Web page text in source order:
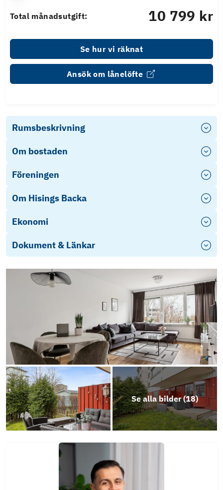
Total månadsutgift: 10 799 kr
Se hur vi räknat
Ansök om lånelöfte
Rumsbeskrivning
Om bostaden
Föreningen
Om Hisings Backa
Ekonomi
Dokument & Länkar
Stadgar Bäckebol
Årsredovisning 2025
Se alla bilder (18)